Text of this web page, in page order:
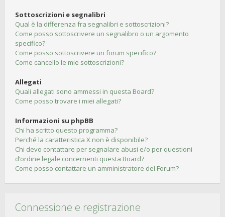
Sottoscrizioni e segnalibri
Qual è la differenza fra segnalibri e sottoscrizioni?
Come posso sottoscrivere un segnalibro o un argomento
specifico?
Come posso sottoscrivere un forum specifico?
Come cancello le mie sottoscrizioni?
Allegati
Quali allegati sono ammessi in questa Board?
Come posso trovare i miei allegati?
Informazioni su phpBB
Chi ha scritto questo programma?
Perché la caratteristica X non è disponibile?
Chi devo contattare per segnalare abusi e/o per questioni
d’ordine legale concernenti questa Board?
Come posso contattare un amministratore del Forum?
Connessione e registrazione